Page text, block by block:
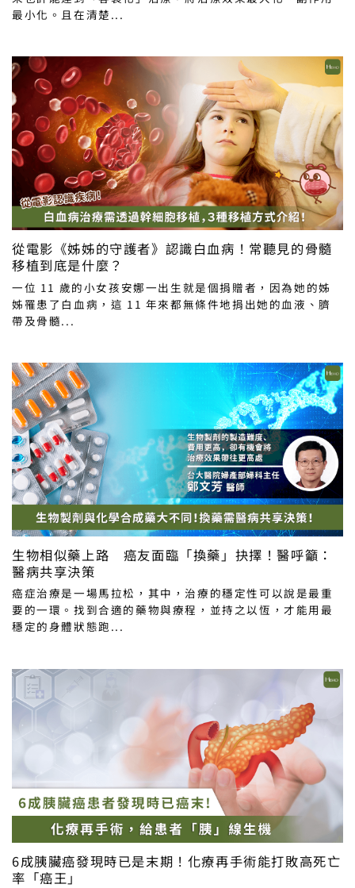
最小化。且在清楚...
從電影《姊姊的守護者》認識白血病！常聽見的骨髓
移植到底是什麼？
一位 11 歲的小女孩安娜一出生就是個捐贈者，因為她的姊
姊罹患了白血病，這 11 年來都無條件地捐出她的血液、臍
帶及骨髓...
生物相似藥上路 癌友面臨「換藥」抉擇！醫呼籲：
醫病共享決策
癌症治療是一場馬拉松，其中，治療的穩定性可以說是最重
要的一環。找到合適的藥物與療程，並持之以恆，才能用最
穩定的身體狀態跑...
6成胰臟癌發現時已是末期！化療再手術能打敗高死亡
率「癌王」